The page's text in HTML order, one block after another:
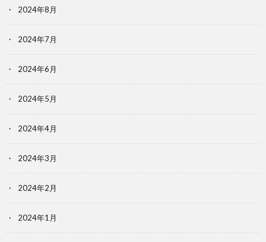
2024年8月
2024年7月
2024年6月
2024年5月
2024年4月
2024年3月
2024年2月
2024年1月